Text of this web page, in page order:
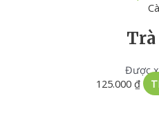
Trà
Được
125.000₫